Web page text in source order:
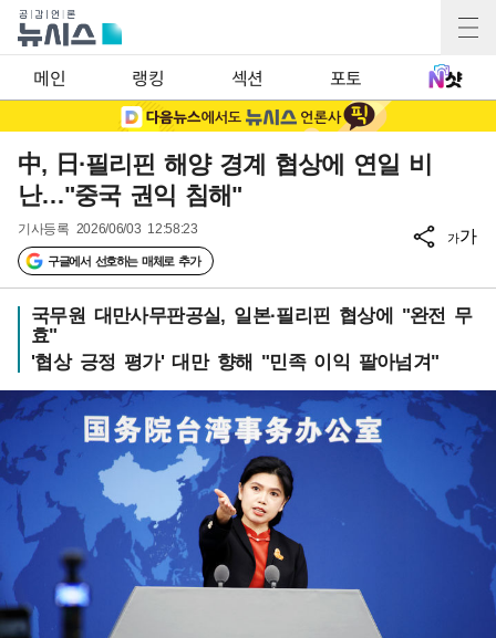
메인 랭킹 섹션 포토
中, 日·필리핀 해양 경계 협상에 연일 비
난…"중국 권익 침해"
기사등록 2026/06/03 12:58:23
구글에서 선호하는 매체로 추가
가가
국무원 대만사무판공실, 일본·필리핀 협상에 "완전 무
효"
'협상 긍정 평가' 대만 향해 "민족 이익 팔아넘겨"